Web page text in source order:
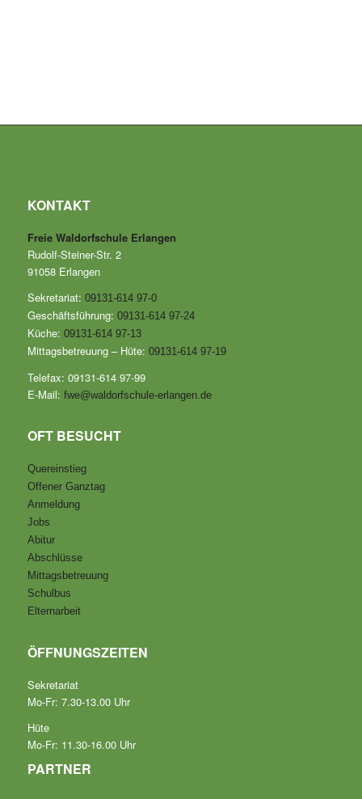
KONTAKT
Freie Waldorfschule Erlangen
Rudolf-Steiner-Str. 2
91058 Erlangen
Sekretariat: 09131-614 97-0
Geschäftsführung: 09131-614 97-24
Küche: 09131-614 97-13
Mittagsbetreuung – Hüte: 09131-614 97-19
Telefax: 09131-614 97-99
E-Mail: fwe@waldorfschule-erlangen.de
OFT BESUCHT
Quereinstieg
Offener Ganztag
Anmeldung
Jobs
Abitur
Abschlüsse
Mittagsbetreuung
Schulbus
Elternarbeit
ÖFFNUNGSZEITEN
Sekretariat
Mo-Fr: 7.30-13.00 Uhr
Hüte
Mo-Fr: 11.30-16.00 Uhr
PARTNER